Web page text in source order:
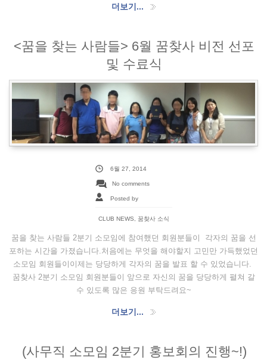
더보기...
<꿈을 찾는 사람들> 6월 꿈찾사 비전 선포
및 수료식
6월 27, 2014
No comments
Posted by
CLUB NEWS 꿈찾사 소식
꿈을 찾는 사람들 2분기 소모임에 참여했던 회원분들이 각자의 꿈을 선
포하는 시간을 가졌습니다.처음에는 무엇을 해야할지 고민만 가득했었던
소모임 회원들이이제는 당당하게 각자의 꿈을 발표 할 수 있었습니다.
꿈찾사 2분기 소모임 회원분들이 앞으로 자신의 꿈을 당당하게 펼쳐 갈
수 있도록 많은 응원 부탁드려요~
더보기...
(사무직 소모임 2분기 홍보회의 진행~!)